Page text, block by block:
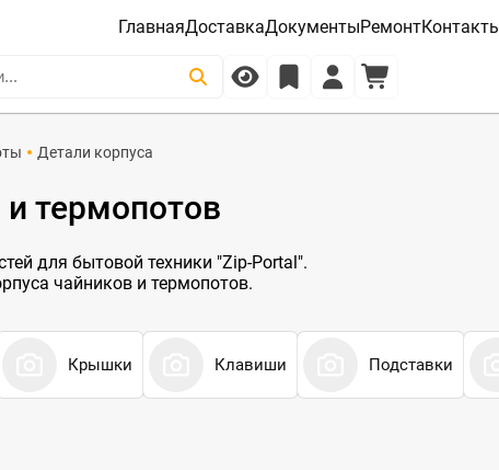
ГлавнаяДоставкаДокументыРемонт
Детали корпуса
термопотов
для бытовой техники "Zip-Portal".
чайников и термопотов.
Крышки Клавиши Подставки